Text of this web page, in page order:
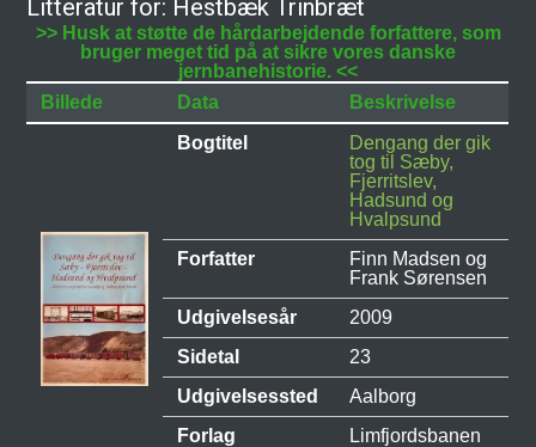
Litteratur for: Hestbæk Trinbræt
>> Husk at støtte de hårdarbejdende forfattere, som
bruger meget tid på at sikre vores danske
jernbanehistorie. <<
Billede
Data
Beskrivelse
Bogtitel
Dengang der gik
tog til Sæby,
Fjerritslev,
Hadsund og
Hvalpsund
Forfatter
Finn Madsen og
Frank Sørensen
Udgivelsesår
2009
Sidetal
23
Udgivelsessted
Aalborg
Forlag
Limfjordsbanen